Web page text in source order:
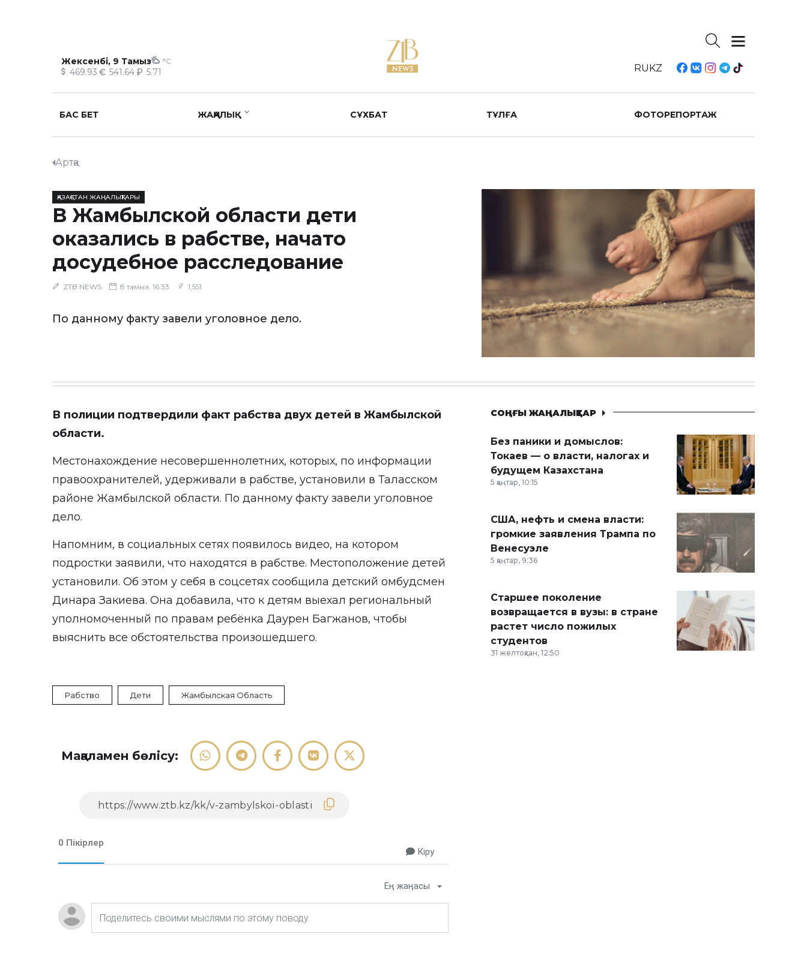
Жексенбі, 9 Тамыз °C
469.93 541.64 5.71 RUKZ
БАС БЕТ ЖАҢАЛЫҚ СҰХБАТ ТҰЛҒА ФОТОРЕПОРТАЖ
Артқа
ҚАЗАҚСТАН ЖАҢАЛЫҚТАРЫ
В Жамбылской области дети
оказались в рабстве, начато
досудебное расследование
ZTB NEWS 8 тамыз, 16:33 1,551
По данному факту завели уголовное дело.
В полиции подтвердили факт рабства двух детей в Жамбылской
области.
Местонахождение несовершеннолетних, которых, по информации
правоохранителей, удерживали в рабстве, установили в Таласском
районе Жамбылской области. По данному факту завели уголовное
дело.
Напомним, в социальных сетях появилось видео, на котором
подростки заявили, что находятся в рабстве. Местоположение детей
установили. Об этом у себя в соцсетях сообщила детский омбудсмен
Динара Закиева. Она добавила, что к детям выехал региональный
уполномоченный по правам ребёнка Даурен Багжанов, чтобы
выяснить все обстоятельства произошедшего.
Рабство Дети Жамбылская Область
Мақаламен бөлісу:
0 Пікірлер
Кіру
Ең жаңасы
СОҢҒЫ ЖАҢАЛЫҚТАР
Без паники и домыслов:
Токаев — о власти, налогах и
будущем Казахстана
5 қаңтар, 10:15
США, нефть и смена власти:
громкие заявления Трампа по
Венесуэле
5 қаңтар, 9:36
Старшее поколение
возвращается в вузы: в стране
растет число пожилых
студентов
31 желтоқсан, 12:50